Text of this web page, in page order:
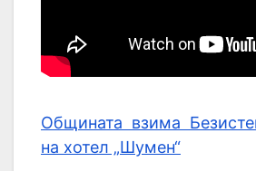
Общината взима
на хотел „Шумен“